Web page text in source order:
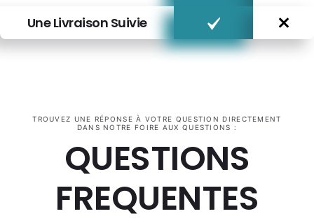
Une Livraison Suivie
TROUVEZ UNE RÉPONSE À VOTRE QUESTION DIRECTEMENT
DANS NOTRE FOIRE AUX QUESTIONS :
QUESTIONS
FREQUENTES